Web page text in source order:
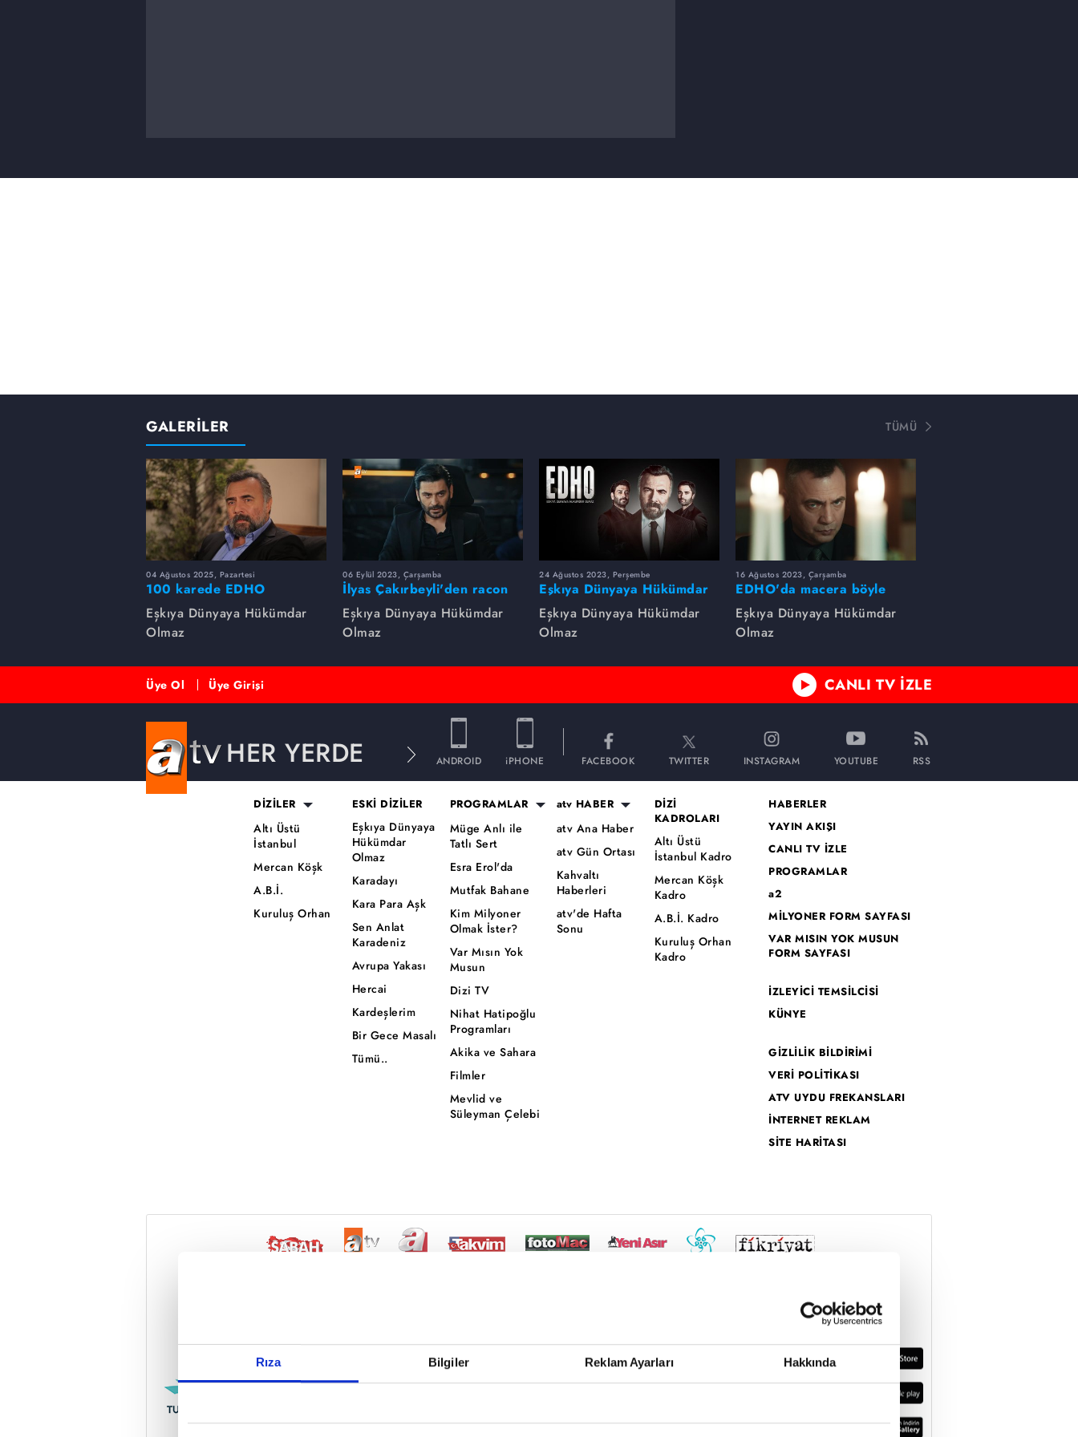
Rıza Bilgiler Reklam Ayarları Hakkında
Reddet
GALERİLER TÜMÜ
04 Ağustos 2025, Pazartesi
100 karede EDHO
Eşkıya Dünyaya Hükümdar
Olmaz
06 Eylül 2023, Çarşamba
İlyas Çakırbeyli'den racon
dersleri!
Eşkıya Dünyaya Hükümdar
Olmaz
24 Ağustos 2023, Perşembe
Eşkıya Dünyaya Hükümdar
Olmaz dizsinin en çok
izlenen sahneleri
Eşkıya Dünyaya Hükümdar
Olmaz
16 Ağustos 2023, Çarşamba
EDHO'da macera böyle
başlamıştı...
Eşkıya Dünyaya Hükümdar
Olmaz
Üye Ol Üye Girişi CANLI TV İZLE
HER YERDE ANDROID iPHONE FACEBOOK TWITTER INSTAGRAM YOUTUBE RSS
DİZİLER
Altı Üstü
İstanbul
Mercan Köşk
A.B.İ.
Kuruluş Orhan
ESKİ DİZİLER
Eşkıya Dünyaya
Hükümdar
Olmaz
Karadayı
Kara Para Aşk
Sen Anlat
Karadeniz
Avrupa Yakası
Hercai
Kardeşlerim
Bir Gece Masalı
Tümü..
PROGRAMLAR
Müge Anlı ile
Tatlı Sert
Esra Erol'da
Mutfak Bahane
Kim Milyoner
Olmak İster?
Var Mısın Yok
Musun
Dizi TV
Nihat Hatipoğlu
Programları
Akika ve Sahara
Filmler
Mevlid ve
Süleyman Çelebi
atv HABER
atv Ana Haber
atv Gün Ortası
Kahvaltı
Haberleri
atv'de Hafta
Sonu
DİZİ
KADROLARI
Altı Üstü
İstanbul Kadro
Mercan Köşk
Kadro
A.B.İ. Kadro
Kuruluş Orhan
Kadro
HABERLER
YAYIN AKIŞI
CANLI TV İZLE
PROGRAMLAR
a2
MİLYONER FORM SAYFASI
VAR MISIN YOK MUSUN
FORM SAYFASI
İZLEYİCİ TEMSİLCİSİ
KÜNYE
GİZLİLİK BİLDİRİMİ
VERİ POLİTİKASI
ATV UYDU FREKANSLARI
İNTERNET REKLAM
SİTE HARİTASI